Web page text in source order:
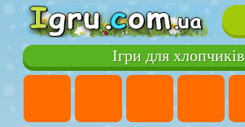
Ігри для хлопчиків